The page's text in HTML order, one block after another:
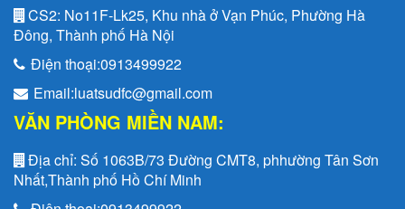
CS2: No11F-Lk25, Khu nhà ở Vạn Phúc, Phường Hà
Đông, Thành phố Hà Nội
Điện thoại:0913499922
Email:luatsudfc@gmail.com
VĂN PHÒNG MIỀN NAM:
Địa chỉ: Số 1063B/73 Đường CMT8, phhường Tân Sơn
Nhất,Thành phố Hồ Chí Minh